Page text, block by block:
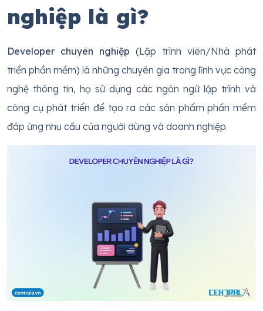
nghiệp là gì?
Developer chuyên nghiệp (Lập trình viên/Nhà phát
triển phần mềm) là những chuyên gia trong lĩnh vực công
nghệ thông tin, họ sử dụng các ngôn ngữ lập trình và
công cụ phát triển để tạo ra các sản phẩm phần mềm
đáp ứng nhu cầu của người dùng và doanh nghiệp.